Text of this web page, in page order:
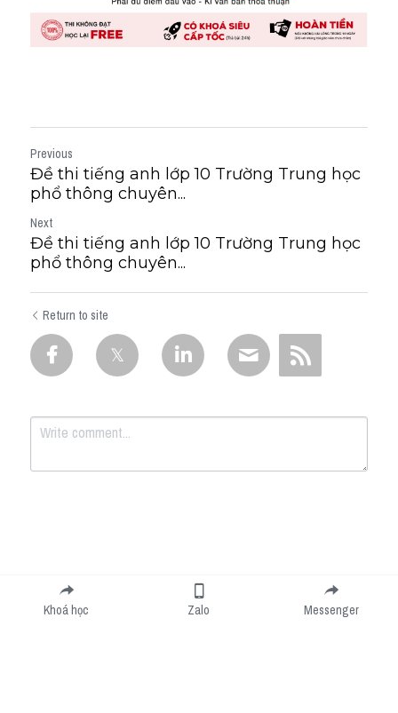
Previous
Đề thi tiếng anh lớp 10 Trường Trung học
phổ thông chuyên...
Next
Đề thi tiếng anh lớp 10 Trường Trung học
phổ thông chuyên...
Return to site
Submit
Khoá học Zalo Messenger